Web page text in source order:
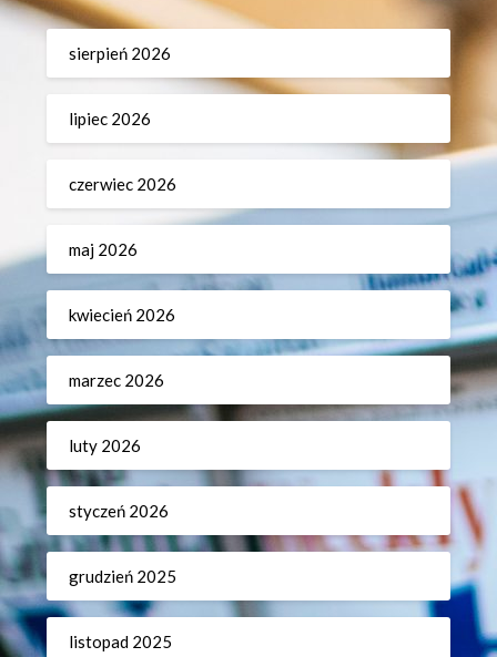
sierpień 2026
lipiec 2026
czerwiec 2026
maj 2026
kwiecień 2026
marzec 2026
luty 2026
styczeń 2026
grudzień 2025
listopad 2025